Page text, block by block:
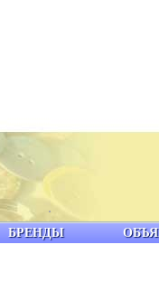
БРЕНДЫ